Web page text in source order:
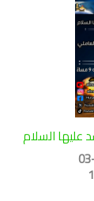
عليها السلام